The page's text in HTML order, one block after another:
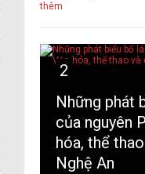
thêm
2
Những phát
của nguyên
hóa, thể
Nghệ An